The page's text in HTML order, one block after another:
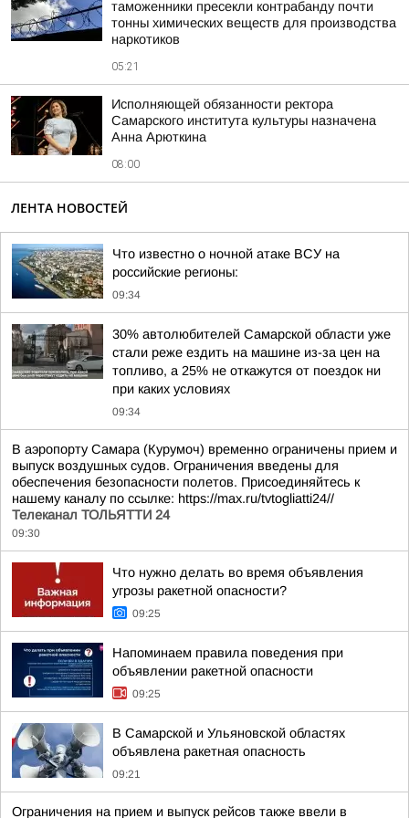
таможенники пресекли контрабанду почти
тонны химических веществ для производства
наркотиков
05:21
Исполняющей обязанности ректора
Самарского института культуры назначена
Анна Арюткина
08:00
ЛЕНТА НОВОСТЕЙ
Что известно о ночной атаке ВСУ на
российские регионы:
09:34
30% автолюбителей Самарской области уже
стали реже ездить на машине из-за цен на
топливо, а 25% не откажутся от поездок ни
при каких условиях
09:34
В аэропорту Самара (Курумоч) временно ограничены прием и
выпуск воздушных судов. Ограничения введены для
обеспечения безопасности полетов. Присоединяйтесь к
нашему каналу по ссылке: https://max.ru/tvtogliatti24//
Телеканал ТОЛЬЯТТИ 24
09:30
Что нужно делать во время объявления
угрозы ракетной опасности?
09:25
Напоминаем правила поведения при
объявлении ракетной опасности
09:25
В Самарской и Ульяновской областях
объявлена ракетная опасность
09:21
Ограничения на прием и выпуск рейсов также ввели в